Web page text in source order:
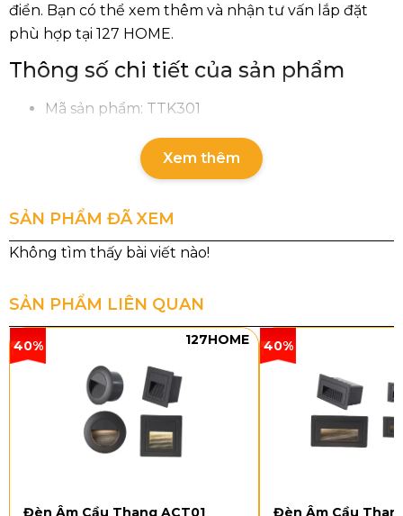
điển. Bạn có thể xem thêm và nhận tư vấn lắp đặt
phù hợp tại 127 HOME.
Thông số chi tiết của sản phẩm
Mã sản phẩm: TTK301
Loại bóng: E14 x 8
Kích thước đèn: Ø850 x H500
Đế trần: Ø120 x H50
Kiểu dáng và chất liệu
Xem thêm
SẢN PHẨM ĐÃ XEM
SẢN PHẨM LIÊN QUAN
40% 127HOME
Đèn Âm Cầu Thang ACT01
40%
Đèn Âm Cầu